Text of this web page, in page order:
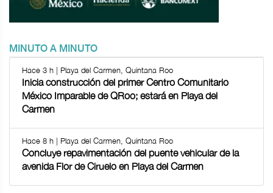
MINUTO A MINUTO
Hace 3 h | Playa del Carmen, Quintana Roo
Inicia construcción del primer Centro Comunitario
México Imparable de QRoo; estará en Playa del
Carmen
Hace 8 h | Playa del Carmen, Quintana Roo
Concluye repavimentación del puente vehicular de la
avenida Flor de Ciruelo en Playa del Carmen